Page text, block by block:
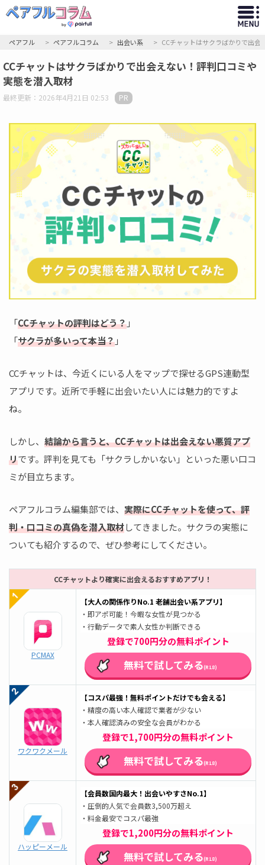
ペアフル ペアフルコラム 出会い系 CCチャットはサクラばかりで出
CCチャットはサクラばかりで出会えない！評判口コミや
実態を潜入取材
最終更新：2026年4月21日 02:53
「CCチャットの評判はどう？」
「サクラが多いって本当？」
CCチャットは、今近くにいる人をマップで探せるGPS連動型
アプリです。近所で手軽に出会いたい人には魅力的ですよ
ね。
しかし、 結論から言うと、CCチャットは出会えない悪質アプ
リです。評判を見ても「サクラしかいない」といった悪い口コ
ミが目立ちます。
ペアフルコラム編集部では、 実際にCCチャットを使って、評
判・口コミの真偽を潜入取材してきました。サクラの実態に
ついても紹介するので、ぜひ参考にしてください。
CCチャットより確実に出会えるおすすめアプリ！
PCMAX
【大人の関係作りNo.1 老舗出会い系アプリ】
・即アポ可能！今暇な女性が見つかる
・行動データで素人女性か判断できる
登録で700円分の無料ポイント
無料で試してみる(R18)
ワクワクメール
【コスパ最強！無料ポイントだけでも会える】
・精度の高い本人確認で業者が少ない
・本人確認済みの安全な会員がわかる
登録で1,700円分の無料ポイント
無料で試してみる(R18)
ハッピーメール
【会員数国内最大！出会いやすさNo.1】
・圧倒的人気で会員数3,500万超え
・料金最安でコスパ最強
登録で1,200円分の無料ポイント
無料で試してみる(R18)